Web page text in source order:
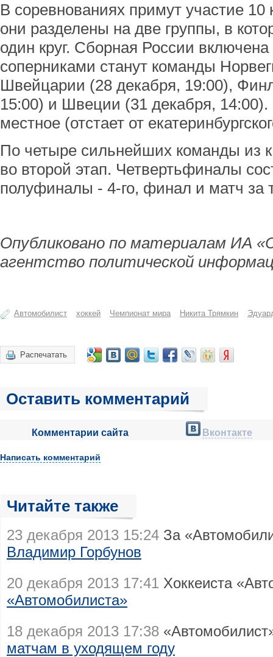
В соревнованиях примут участие
они разделены на две группы, в
один круг. Сборная России включена
соперниками станут команды
Швейцарии (28 декабря, 19:00),
15:00) и Швеции (31 декабря,
местное (отстает от
По четыре сильнейших команды из
во второй этап. Четвертьфиналы
полуфиналы - 4-го, финал и матч за
Опубликовано по материалам ИА
агентство политической
Автомобилист хоккей Чемпионат мира Никита Трямкин
Распечатать
Оставить комментарий
Комментарии сайта Вконтакте
Написать комментарий
Читайте также
23 декабря 2013 15:24 За
Владимир Горбунов
20 декабря 2013 17:41 Хоккеиста
«Автомобилиста»
18 декабря 2013 17:38
матчам в уходящем году